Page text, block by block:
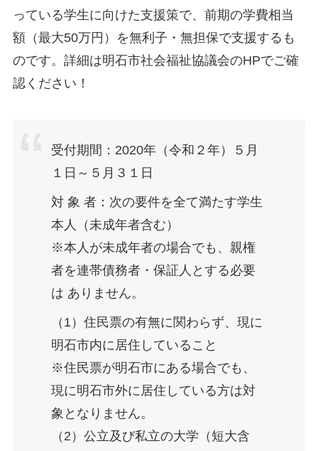
っている学生に向けた支援策で、前期の学費相当
額（最大50万円）を無利子・無担保で支援するも
のです。詳細は明石市社会福祉協議会のHPでご確
認ください！
受付期間：2020年（令和２年）５月
１日～５月３１日
対 象 者：次の要件を全て満たす学生
本人（未成年者含む）
※本人が未成年者の場合でも、親権
者を連帯債務者・保証人とする必要
は ありません。
（1）住民票の有無に関わらず、現に
明石市内に居住していること
※住民票が明石市にある場合でも、
現に明石市外に居住している方は対
象となりません。
（2）公立及び私立の大学（短大含